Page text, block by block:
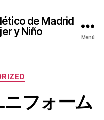
de Madrid
y Niño
Menú
ニフォーム